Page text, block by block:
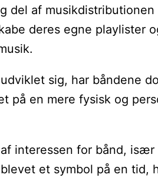
del af
deres egne playlister
sig, har båndene
på en mere fysisk og
interessen for bånd,
et symbol på en